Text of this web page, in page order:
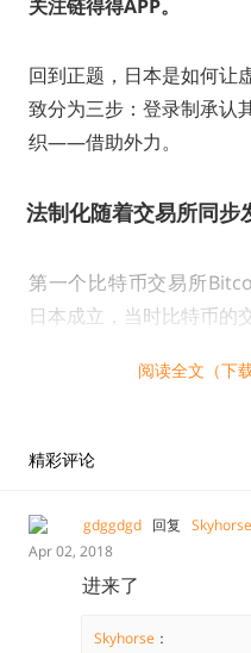
关注链得得APP。
回到正题，日本是如何让
致分为三步：登录制承
织——借助外力。
法制化随着交易所同步
第一个比特币交易所
日本成立，当时比特币的
迅速崛起，但其在四年后
接催生了日本政府的相关
案》和《犯罪收益转移防
司在没有注册的情况下为
阅读全文（下
精彩评论
gdggdgd回复 Skyhorse
Apr 02, 2018
进来了
Skyhorse ：